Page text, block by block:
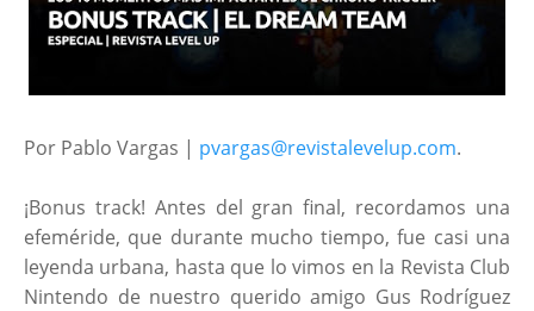
Por Pablo Vargas | pvargas@revistalevelup.com.
¡Bonus track! Antes del gran final, recordamos una
efeméride, que durante mucho tiempo, fue casi una
leyenda urbana, hasta que lo vimos en la Revista Club
Nintendo de nuestro querido amigo Gus Rodríguez